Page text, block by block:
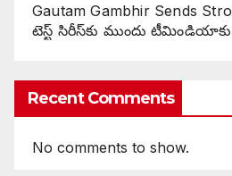
Gautam Gambhir Sends
టెస్ట్ సిరీస్‌కు ముందు
Recent Comments
No comments to show.